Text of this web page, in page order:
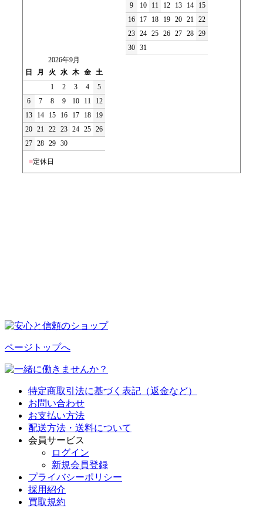
9
10 11 12 13 14
15
16
17 18 19 20 21 22
23 24 25 26 27 28 29
30 31
2026年9月
日
月 火 水 木 金 土
1
2 3 4
5
6
7 8 9 10 11
12
13
14 15 16 17 18
19
20 21 22 23 24 25 26
27 28 29 30
■定休日
ページトップへ
特定商取引法に基づく表記（返金など）
お問い合わせ
お支払い方法
配送方法・送料について
会員サービス
ログイン
新規会員登録
プライバシーポリシー
採用紹介
買取規約